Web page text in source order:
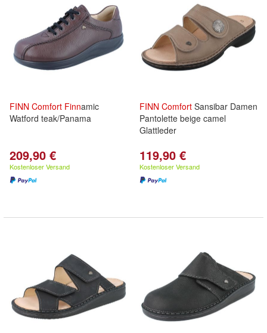
FINN Comfort Finnamic
Watford teak/Panama
209,90 €
Kostenloser Versand
FINN Comfort Sansibar Damen
Pantolette beige camel
Glattleder
119,90 €
Kostenloser Versand